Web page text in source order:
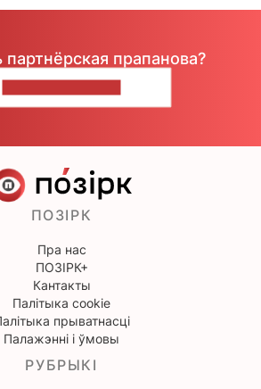
партнёрская прапанова?
ПОЗІРК
Пра нас
ПОЗІРК+
Кантакты
Палітыка cookie
прыватнасці
Палажэнні і ўмовы
РУБРЫКІ